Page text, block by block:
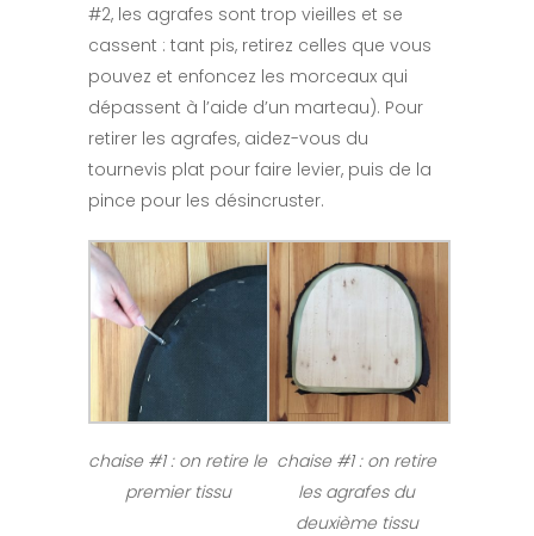
#2, les agrafes sont trop vieilles et se
cassent : tant pis, retirez celles que vous
pouvez et enfoncez les morceaux qui
dépassent à l’aide d’un marteau). Pour
retirer les agrafes, aidez-vous du
tournevis plat pour faire levier, puis de la
pince pour les désincruster.
chaise #1 : on retire le
premier tissu
chaise #1 : on retire
les agrafes du
deuxième tissu